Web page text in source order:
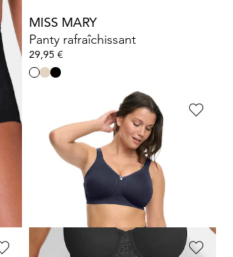
MISS MARY
Panty rafraîchissant
29,95 €
SUSA
Slip gainant
32,95 €
Meilleur prix sur 30 jours** : 29,66 €